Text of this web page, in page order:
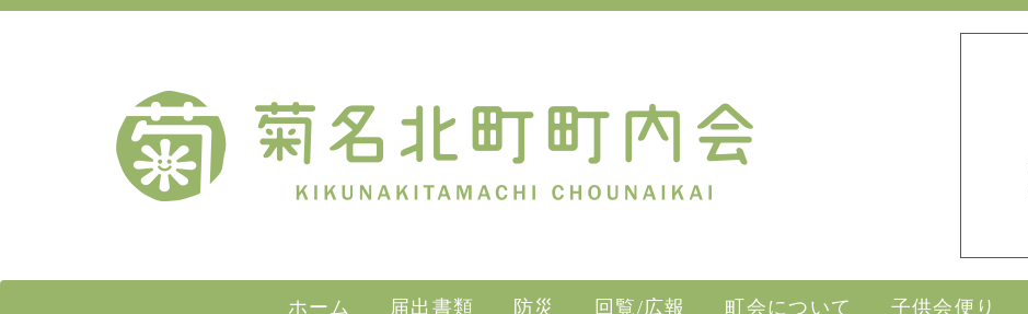
ホーム 届出書類 防災 回覧/広報 町会について 子供会便り